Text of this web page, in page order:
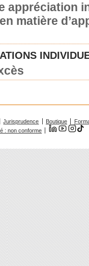
appréciation
matière
Jurisprudence Boutique
: non conforme